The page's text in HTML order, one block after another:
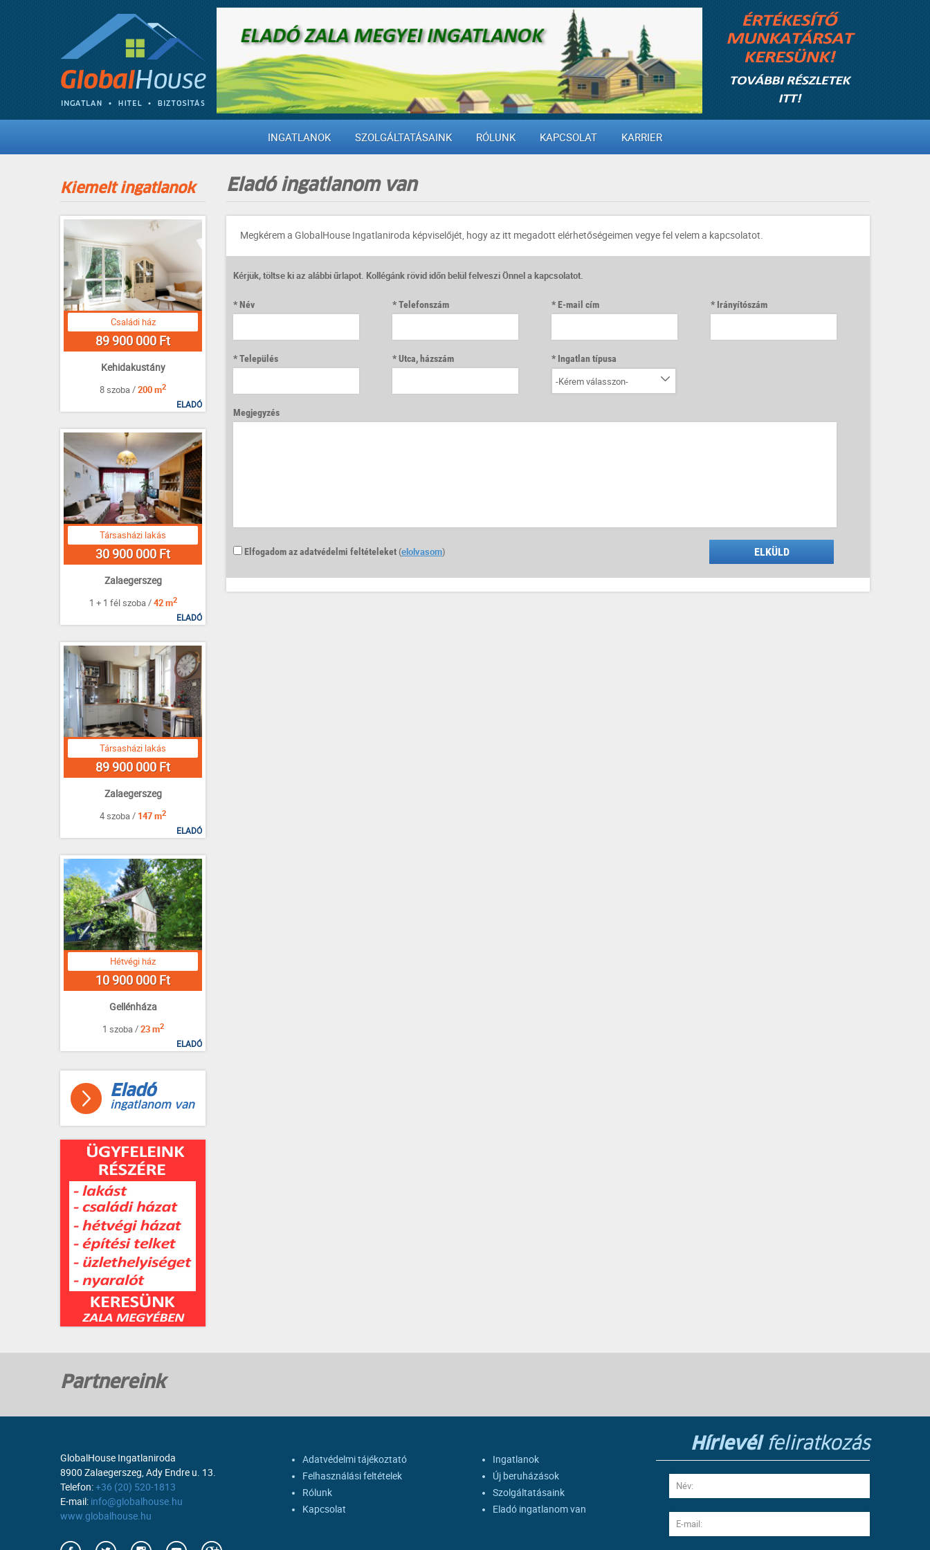
INGATLANOK SZOLGÁLTATÁSAINK RÓLUNK KAPCSOLAT KARRIER
Kiemelt ingatlanok
Családi ház
89 900 000 Ft
Kehidakustány
8 szoba / 200 m2
ELADÓ
Társasházi lakás
30 900 000 Ft
Zalaegerszeg
1 + 1 fél szoba / 42 m2
ELADÓ
Társasházi lakás
89 900 000 Ft
Zalaegerszeg
4 szoba / 147 m2
ELADÓ
Hétvégi ház
10 900 000 Ft
Gellénháza
1 szoba / 23 m2
ELADÓ
Eladó
ingatlanom van
Eladó ingatlanom van
Megkérem a GlobalHouse Ingatlaniroda képviselőjét, hogy az itt megadott elérhetőségeimen vegye fel velem a kapcsolatot.
Kérjük, töltse ki az alábbi űrlapot. Kollégánk rövid időn belül felveszi Önnel a kapcsolatot.
Név Telefonszám E-mail cím Irányítószám
Település Utca, házszám Ingatlan típusa
-Kérem válasszon-
Megjegyzés
Elfogadom az adatvédelmi feltételeket (elolvasom) ELKÜLD
Partnereink
GlobalHouse Ingatlaniroda
8900 Zalaegerszeg, Ady Endre u. 13.
Telefon:+36 (20) 520-1813
E-mail: info@globalhouse.hu
www.globalhouse.hu
Adatvédelmi tájékoztató
Felhasználási feltételek
Rólunk
Kapcsolat
Ingatlanok
Új beruházások
Szolgáltatásaink
Eladó ingatlanom van
Hírlevélfeliratkozás